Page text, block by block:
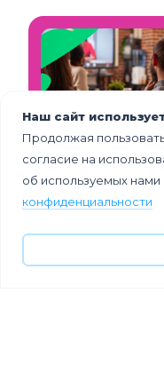
которые
решает
цикловая
современной
Наш сайт
Продолжая
согласие на
об используемых нами
конфиденциальности